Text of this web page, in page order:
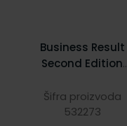
Business Result
Second Edition
Students Book
and iTtutor Pack
Šifra proizvoda
532273